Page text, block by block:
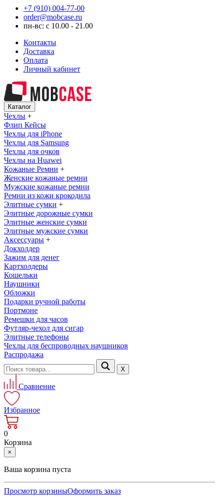
+7 (910) 004-77-00
order@mobcase.ru
пн-вс: с 10.00 - 21.00
Контакты
Доставка
Оплата
Личный кабинет
Каталог
Чехлы +
Флип Кейсы
Чехлы для iPhone
Чехлы для Samsung
Чехлы для очков
Чехлы на Huawei
Кожаные Ремни +
Женские кожаные ремни
Мужские кожаные ремни
Ремни из кожи крокодила
Элитные сумки +
Элитные дорожные сумки
Элитные женские сумки
Элитные мужские сумки
Аксессуары +
Докхолдер
Зажим для денег
Картхолдеры
Кошельки
Наушники
Обложки
Подарки ручной работы
Портмоне
Ремешки для часов
Футляр-чехол для сигар
Элитные телефоны
Чехлы для беспроводных наушников
Распродажа
Х
Сравнение
Избранное
0
Корзина
×
Ваша корзина пуста
Просмотр корзиныОформить заказ